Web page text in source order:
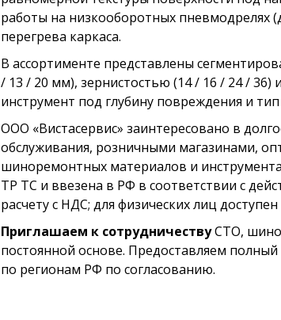
работы на низкооборотных пневмодрелях
перегрева каркаса.
В ассортименте представлены
/ 13 / 20 мм), зернистостью (14 / 16 / 24 / 36)
инструмент под глубину повреждения и
ООО «Вистасервис» заинтересовано в
обслуживания, розничными магазинами,
шиноремонтных материалов и
ТР ТС и ввезена в РФ в соответствии с
расчету с НДС; для физических лиц
Приглашаем к сотрудничествуСТО,
постоянной основе. Предоставляем
по регионам РФ по согласованию.